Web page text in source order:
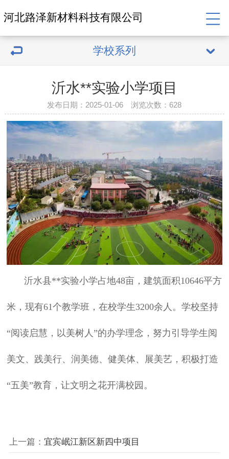
河北路泽新材料科技有限公司
学校系列
沂水**实验小学项目
发布日期：2025-01-06 浏览次数： 628
沂水县**实验小学占地48亩，建筑面积10646平方
米，现有61个教学班，在校学生3200余人。学校坚持
“阅读启慧，以美树人”的办学理念，努力引导学生阅
美文、践美行、润美德、健美体、展美艺，积极打造
“五美”教育，让文明之花开满校园。
上一篇： 宜宾岷江新区新四中项目